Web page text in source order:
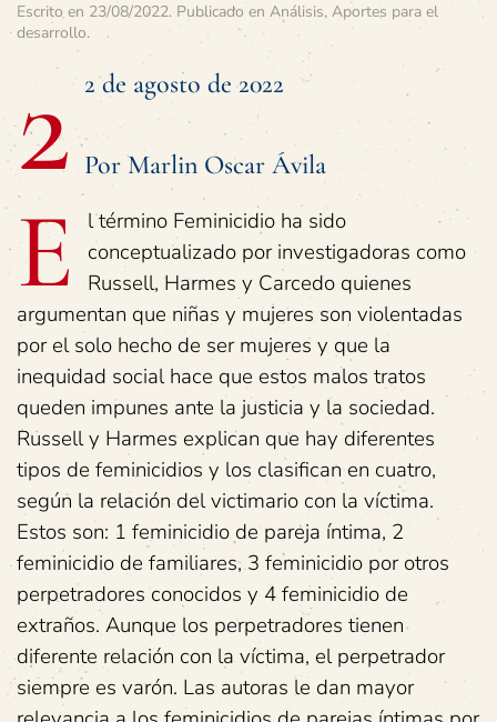
Escrito en 23/08/2022. Publicado en Análisis, Aportes para el
desarrollo.
2 2 de agosto de 2022
Por Marlin Oscar Ávila
E
l término Feminicidio ha sido
conceptualizado por investigadoras como
Russell, Harmes y Carcedo quienes
argumentan que niñas y mujeres son violentadas
por el solo hecho de ser mujeres y que la
inequidad social hace que estos malos tratos
queden impunes ante la justicia y la sociedad.
Russell y Harmes explican que hay diferentes
tipos de feminicidios y los clasifican en cuatro,
según la relación del victimario con la víctima.
Estos son: 1 feminicidio de pareja íntima, 2
feminicidio de familiares, 3 feminicidio por otros
perpetradores conocidos y 4 feminicidio de
extraños. Aunque los perpetradores tienen
diferente relación con la víctima, el perpetrador
siempre es varón. Las autoras le dan mayor